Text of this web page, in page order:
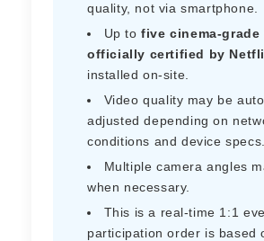
quality, not via smartphone.
Up tofive cinema-grade
officially certified by
installed on-site.
Video quality may be
adjusted depending on
conditions and device specs.
Multiple camera angles
when necessary.
This is a real-time 1:1
participation order is based